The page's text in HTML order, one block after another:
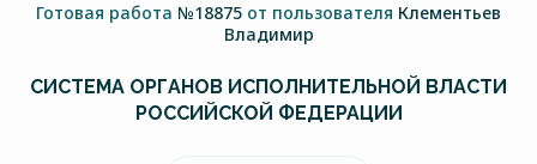
Готовая работа №18875 от пользователя Клементьев
Владимир
СИСТЕМА ОРГАНОВ ИСПОЛНИТЕЛЬНОЙ ВЛАСТИ
РОССИЙСКОЙ ФЕДЕРАЦИИ